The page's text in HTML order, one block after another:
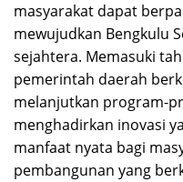
masyarakat dapat
mewujudkan Bengkulu
sejahtera. Memasuki
pemerintah daerah
melanjutkan program-
menghadirkan inovasi
manfaat nyata bagi
pembangunan yang